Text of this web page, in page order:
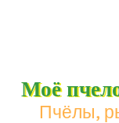
Моё
Пчёлы,